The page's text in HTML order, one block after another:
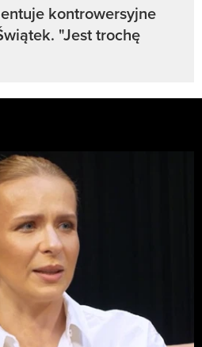
kontrowersyjne
"Jest trochę